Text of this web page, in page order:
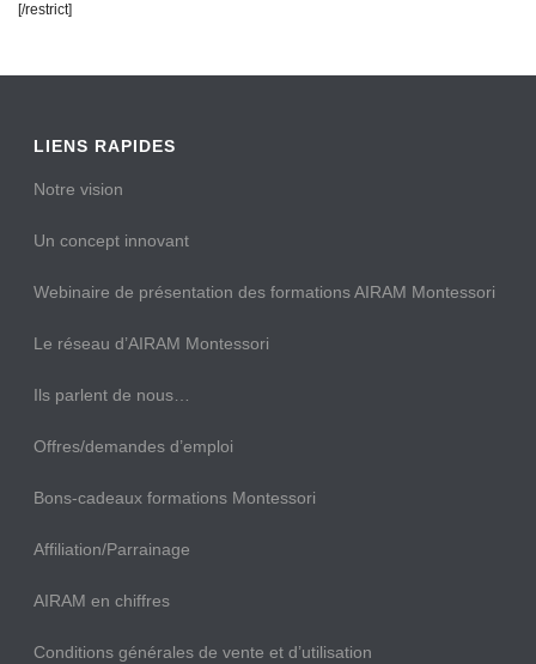
[/restrict]
LIENS RAPIDES
Notre vision
Un concept innovant
Webinaire de présentation des formations AIRAM Montessori
Le réseau d’AIRAM Montessori
Ils parlent de nous…
Offres/demandes d’emploi
Bons-cadeaux formations Montessori
Affiliation/Parrainage
AIRAM en chiffres
Conditions générales de vente et d’utilisation